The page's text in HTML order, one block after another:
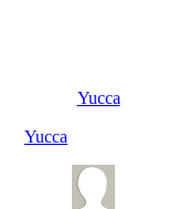
Yucca
Yucca